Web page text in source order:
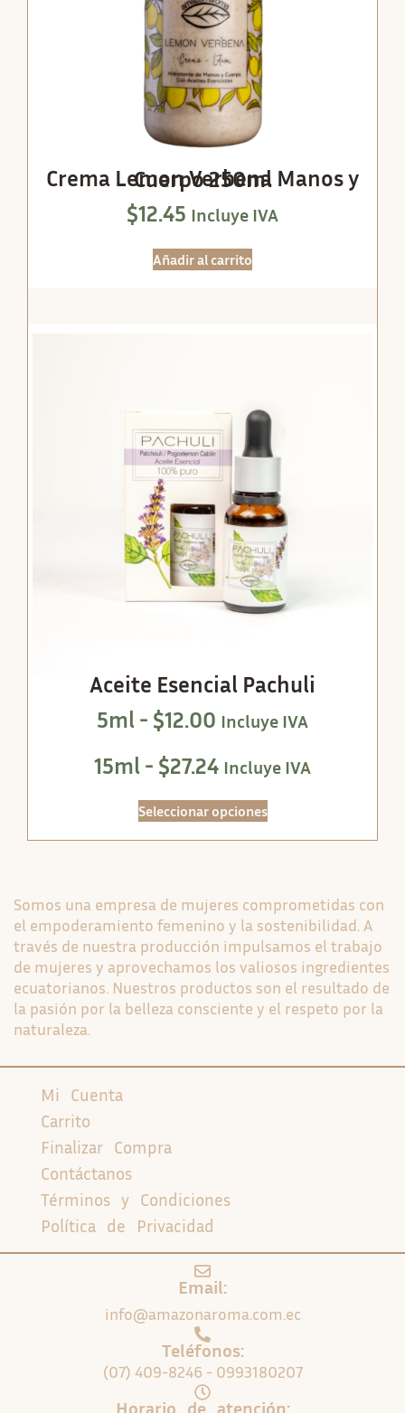
Crema Lemon Verbena Manos y Cuerpo 250ml
$12.45 Incluye IVA
Añadir al carrito
Aceite Esencial Pachuli
5ml - $12.00 Incluye IVA
15ml - $27.24 Incluye IVA
Seleccionar opciones
Somos una empresa de mujeres comprometidas con
el empoderamiento femenino y la sostenibilidad. A
través de nuestra producción impulsamos el trabajo
de mujeres y aprovechamos los valiosos ingredientes
ecuatorianos. Nuestros productos son el resultado de
la pasión por la belleza consciente y el respeto por la
naturaleza.
Mi Cuenta
Carrito
Finalizar Compra
Contáctanos
Términos y Condiciones
Política de Privacidad
Email:
info@amazonaroma.com.ec
Teléfonos:
(07) 409-8246 - 0993180207
Horario de atención: